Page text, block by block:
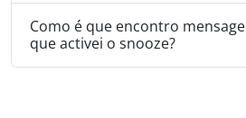
Como é que encontro
que activei o snooze?